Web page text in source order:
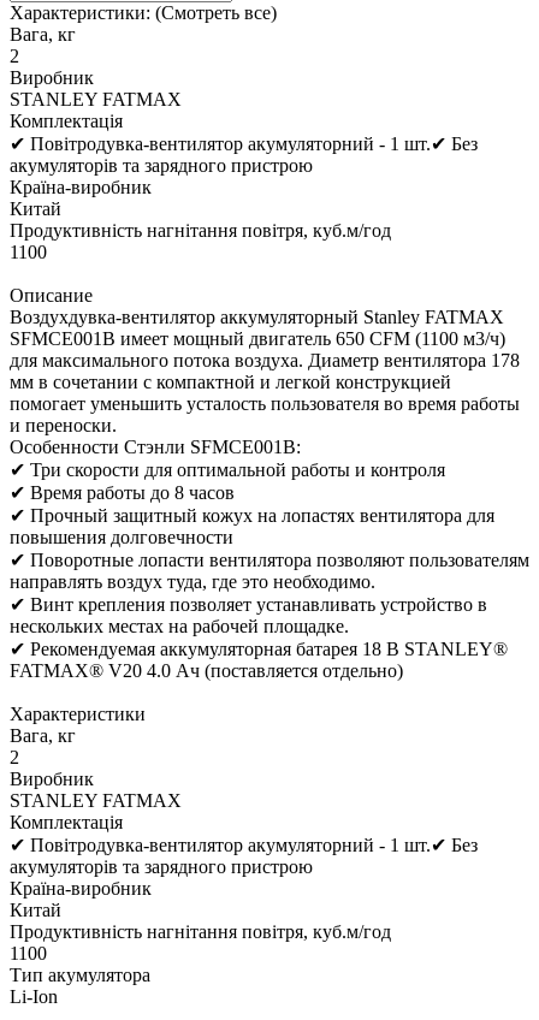
Характеристики: (Смотреть все)
Вага, кг
2
Виробник
STANLEY FATMAX
Комплектація
✔ Повітродувка-вентилятор акумуляторний - 1 шт.✔ Без
акумуляторів та зарядного пристрою
Країна-виробник
Китай
Продуктивність нагнітання повітря, куб.м/год
1100
Описание
Воздухдувка-вентилятор аккумуляторный Stanley FATMAX
SFMCE001B имеет мощный двигатель 650 CFM (1100 м3/ч)
для максимального потока воздуха. Диаметр вентилятора 178
мм в сочетании с компактной и легкой конструкцией
помогает уменьшить усталость пользователя во время работы
и переноски.
Особенности Стэнли SFMCE001B:
✔ Три скорости для оптимальной работы и контроля
✔ Время работы до 8 часов
✔ Прочный защитный кожух на лопастях вентилятора для
повышения долговечности
✔ Поворотные лопасти вентилятора позволяют пользователям
направлять воздух туда, где это необходимо.
✔ Винт крепления позволяет устанавливать устройство в
нескольких местах на рабочей площадке.
✔ Рекомендуемая аккумуляторная батарея 18 В STANLEY®
FATMAX® V20 4.0 Ач (поставляется отдельно)
Характеристики
Вага, кг
2
Виробник
STANLEY FATMAX
Комплектація
✔ Повітродувка-вентилятор акумуляторний - 1 шт.✔ Без
акумуляторів та зарядного пристрою
Країна-виробник
Китай
Продуктивність нагнітання повітря, куб.м/год
1100
Тип акумулятора
Li-Ion